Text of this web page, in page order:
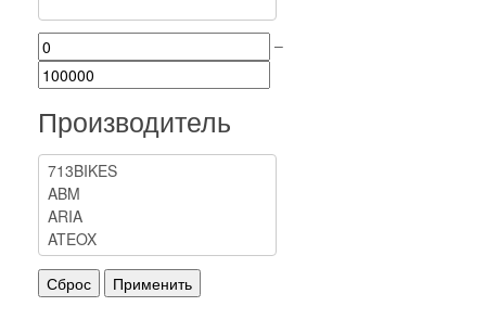
–
Производитель